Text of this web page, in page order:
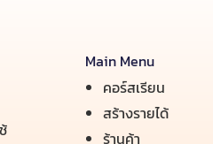
Main Menu
คอร์สเรียน
สร้างรายได้
ร้านค้า